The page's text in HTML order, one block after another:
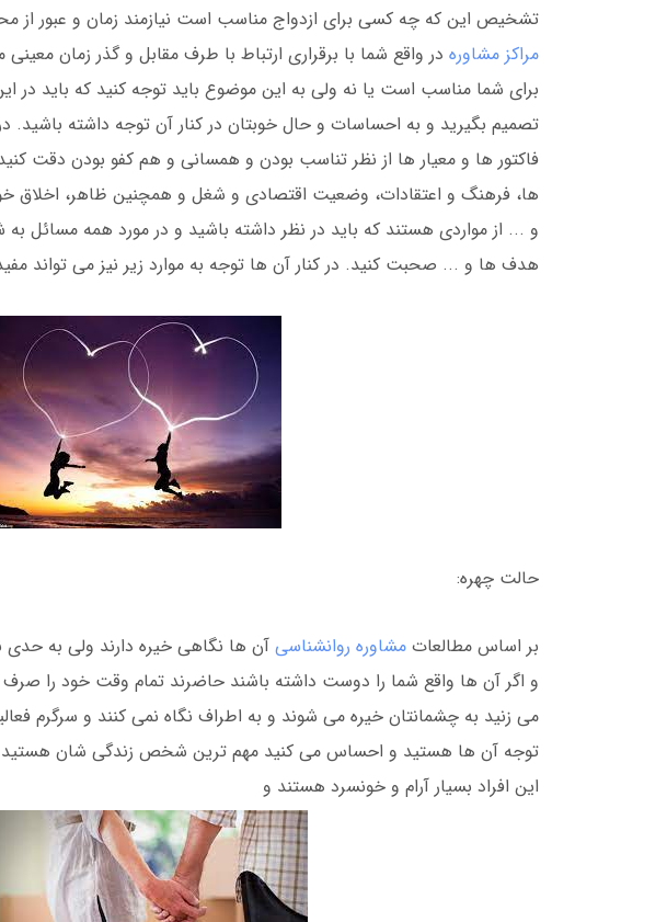
تشخیص این که چه کسی برای ازدواج مناسب است نیازمند زمان و عبور از
مراکز مشاوره در واقع شما با برقراری ارتباط با طرف مقابل و گذر زمان
برای شما مناسب است یا نه ولی به این موضوع باید توجه کنید که باید در
تصمیم بگیرید و به احساسات و حال خوبتان در کنار آن توجه داشته باشید.
فاکتور ها و معیار ها از نظر تناسب بودن و همسانی و هم کفو بودن دقت
ها، فرهنگ و اعتقادات، وضعیت اقتصادی و شغل و همچنین ظاهر، اخلاق
و ... از مواردی هستند که باید در نظر داشته باشید و در مورد همه مسائل
هدف ها و ... صحبت کنید. در کنار آن ها توجه به موارد زیر نیز می تواند
حالت چهره:
بر اساس مطالعات مشاوره روانشناسی آن ها نگاهی خیره دارند ولی به
و اگر آن ها واقع شما را دوست داشته باشند حاضرند تمام وقت خود را
می زنید به چشمانتان خیره می شوند و به اطراف نگاه نمی کنند و سرگرم
توجه آن ها هستید و احساس می کنید مهم ترین شخص زندگی شان هستید
این افراد بسیار آرام و خونسرد هستند و